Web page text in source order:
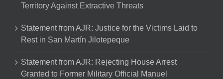
Territory Against Extractive Threats
Statement from AJR: Justice for the Victims Laid to
Rest in San Martín Jilotepeque
Statement from AJR: Rejecting House Arrest
Granted to Former Military Official Manuel